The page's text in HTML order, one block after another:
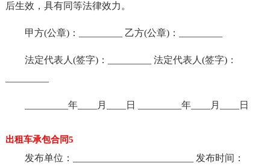
后生效，具有同等法律效力。
甲方(公章)：_________ 乙方(公章)：_________
法定代表人(签字)：_________ 法定代表人(签字)：
_________年____月____日 _________年____月____日
出租车承包合同5
发布单位：_________________________ 发布时间：